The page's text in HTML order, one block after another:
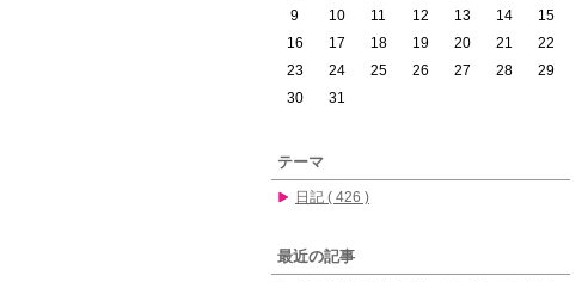
9
10 11 12 13 14
15
16
17 18 19 20 21
22
23
24 25 26 27 28
29
30
31
テーマ
日記 ( 426 )
最近の記事